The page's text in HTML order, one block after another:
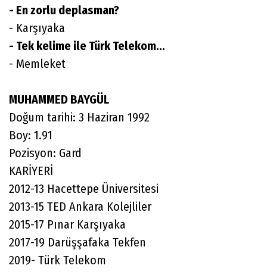
- En zorlu deplasman?
- Karşıyaka
- Tek kelime ile Türk Telekom...
- Memleket
MUHAMMED BAYGÜL
Doğum tarihi: 3 Haziran 1992
Boy: 1.91
Pozisyon: Gard
KARİYERİ
2012-13 Hacettepe Üniversitesi
2013-15 TED Ankara Kolejliler
2015-17 Pınar Karşıyaka
2017-19 Darüşşafaka Tekfen
2019- Türk Telekom